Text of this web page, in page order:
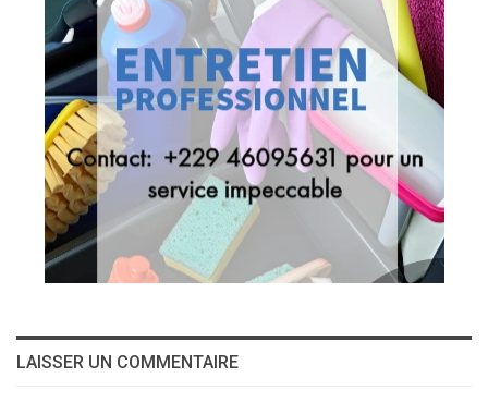
LAISSER UN COMMENTAIRE